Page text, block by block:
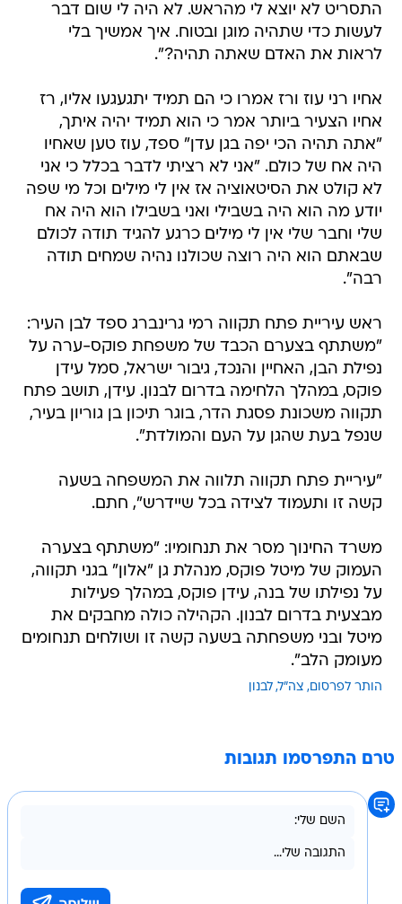
התסריט לא יוצא לי מהראש. לא היה לי שום דבר
לעשות כדי שתהיה מוגן ובטוח. איך אמשיך בלי
לראות את האדם שאתה תהיה?".
אחיו רני עוז ורז אמרו כי הם תמיד יתגעגעו אליו, רז
אחיו הצעיר ביותר אמר כי הוא תמיד יהיה איתך,
"אתה תהיה הכי יפה בגן עדן" ספד, עוז טען שאחיו
היה אח של כולם. "אני לא רציתי לדבר בכלל כי אני
לא קולט את הסיטאוציה אז אין לי מילים וכל מי שפה
יודע מה הוא היה בשבילי ואני בשבילו הוא היה אח
שלי וחבר שלי אין לי מילים כרגע להגיד תודה לכולם
שבאתם הוא היה רוצה שכולנו נהיה שמחים תודה
רבה".
ראש עיריית פתח תקווה רמי גרינברג ספד לבן העיר:
"משתתף בצערם הכבד של משפחת פוקס-ערה על
נפילת הבן, האחיין והנכד, גיבור ישראל, סמל עידן
פוקס, במהלך הלחימה בדרום לבנון. עידן, תושב פתח
תקווה משכונת פסגת הדר, בוגר תיכון בן גוריון בעיר,
שנפל בעת שהגן על העם והמולדת".
"עיריית פתח תקווה תלווה את המשפחה בשעה
קשה זו ותעמוד לצידה בכל שיידרש", חתם.
משרד החינוך מסר את תנחומיו: "משתתף בצערה
העמוק של מיטל פוקס, מנהלת גן "אלון" בגני תקווה,
על נפילתו של בנה, עידן פוקס, במהלך פעילות
מבצעית בדרום לבנון. הקהילה כולה מחבקים את
מיטל ובני משפחתה בשעה קשה זו ושולחים תנחומים
מעומק הלב".
הותר לפרסום צה"ל לבנון
טרם התפרסמו תגובות